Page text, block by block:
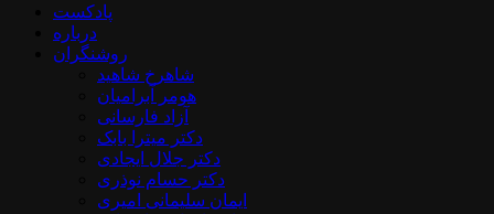
پادکست
درباره
روشنگران
شاهرخ شاهید
هومر آبرامیان
آزاد فارسانی
دکتر میترا بابک
دکتر جلال ایجادی
دکتر حسام نوذری
ایمان سلیمانی امیری